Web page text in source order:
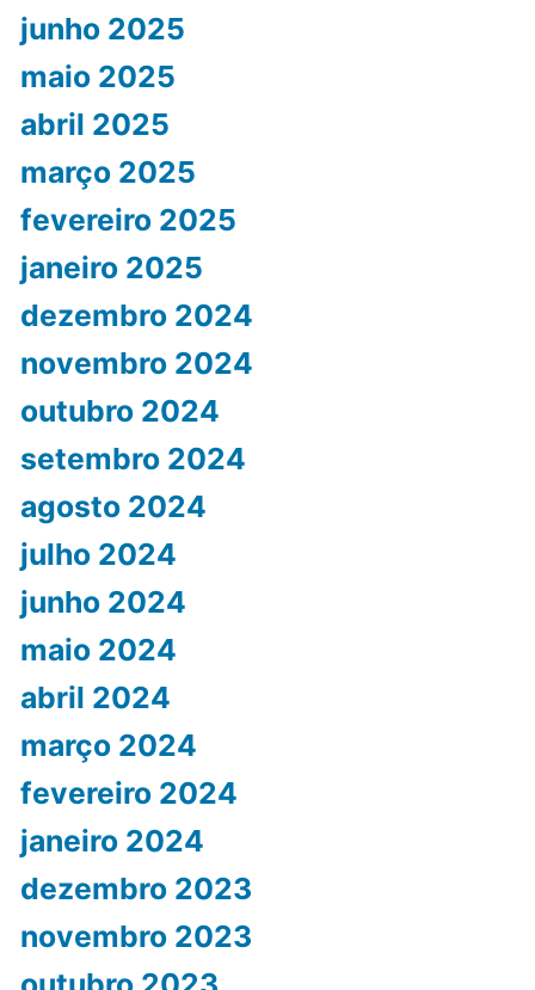
junho 2025
maio 2025
abril 2025
março 2025
fevereiro 2025
janeiro 2025
dezembro 2024
novembro 2024
outubro 2024
setembro 2024
agosto 2024
julho 2024
junho 2024
maio 2024
abril 2024
março 2024
fevereiro 2024
janeiro 2024
dezembro 2023
novembro 2023